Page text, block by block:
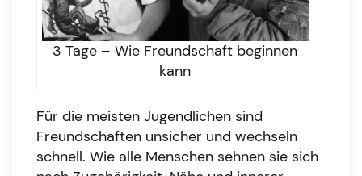
3 Tage – Wie Freundschaft beginnen
kann
Für die meisten Jugendlichen sind
Freundschaften unsicher und wechseln
schnell. Wie alle Menschen sehnen sie sich